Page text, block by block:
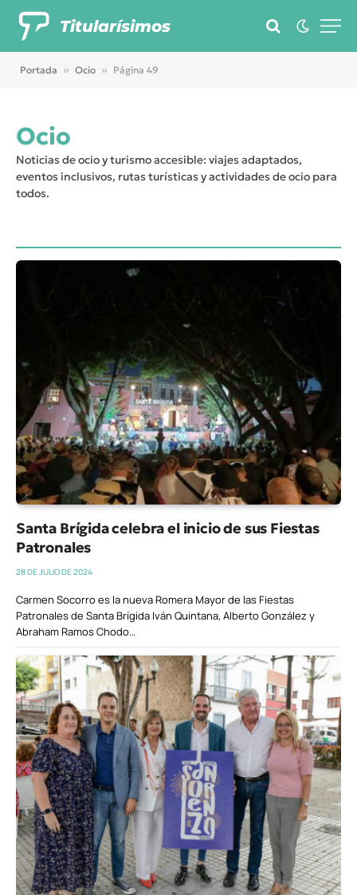
Titularísimos
Portada » Ocio » Página 49
Ocio
Noticias de ocio y turismo accesible: viajes adaptados,
eventos inclusivos, rutas turísticas y actividades de ocio para
todos.
Santa Brígida celebra el inicio de sus Fiestas
Patronales
28 DE JULIO DE 2024
Carmen Socorro es la nueva Romera Mayor de las Fiestas
Patronales de Santa Brígida Iván Quintana, Alberto González y
Abraham Ramos Chodo…